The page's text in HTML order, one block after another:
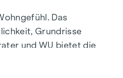
Das
Grundrisse
und WU bietet die